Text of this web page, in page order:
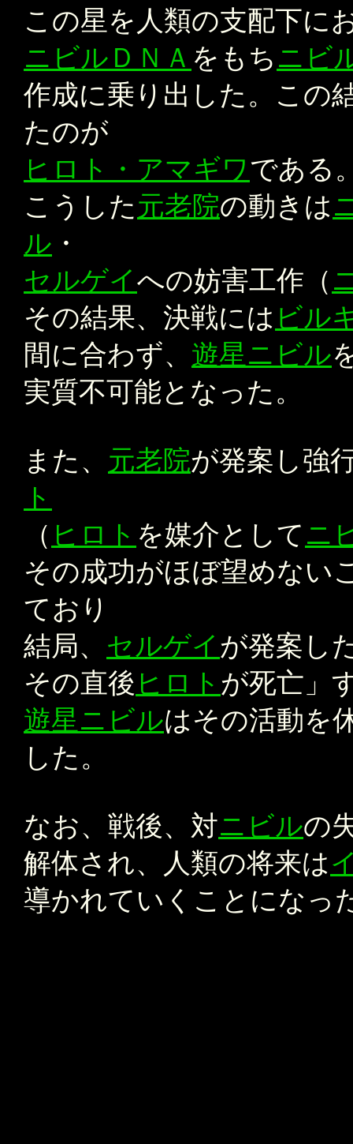
この星を人類の支配下に
ニビルＤＮＡ をもち ニビ
作成に乗り出した。この
たのが
ヒロト・アマギワ である
こうした元老院の動きは
ル ・
セルゲイへの妨害工作（
その結果、決戦には ビル
間に合わず、 遊星ニビル
実質不可能となった。
また、 元老院が発案し強
ト
（ ヒロト を媒介として ニ
その成功がほぼ望めない
ており
結局、 セルゲイ が発案し
その直後 ヒロト が死亡」
遊星ニビルはその活動を
した。
なお、戦後、対ニビルの
解体され、人類の将来は
導かれていくことになっ